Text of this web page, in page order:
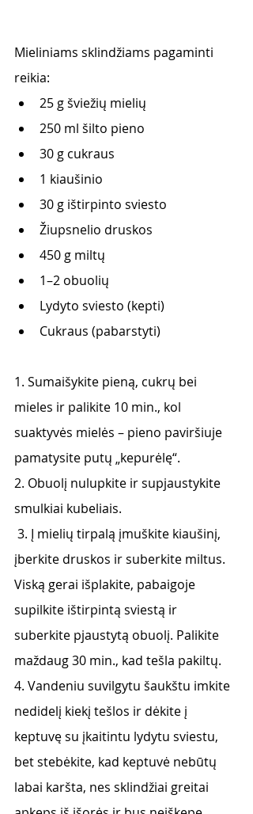
Mieliniams sklindžiams pagaminti
reikia:
25 g šviežių mielių
250 ml šilto pieno
30 g cukraus
1 kiaušinio
30 g ištirpinto sviesto
Žiupsnelio druskos
450 g miltų
1–2 obuolių
Lydyto sviesto (kepti)
Cukraus (pabarstyti)
1. Sumaišykite pieną, cukrų bei
mieles ir palikite 10 min., kol
suaktyvės mielės – pieno paviršiuje
pamatysite putų „kepurėlę“.
2. Obuolį nulupkite ir supjaustykite
smulkiai kubeliais.
įberkite druskos ir suberkite miltus.
Viską gerai išplakite, pabaigoje
supilkite ištirpintą sviestą ir
suberkite pjaustytą obuolį. Palikite
maždaug 30 min., kad tešla pakiltų.
4. Vandeniu suvilgytu šaukštu imkite
nedidelį kiekį tešlos ir dėkite į
keptuvę su įkaitintu lydytu sviestu,
bet stebėkite, kad keptuvė nebūtų
labai karšta, nes sklindžiai greitai